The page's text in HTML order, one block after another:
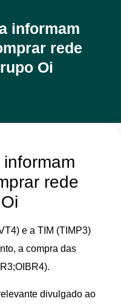
informam
rede
Oi
rede
e a TIM (TIMP3)
a compra das
divulgado ao